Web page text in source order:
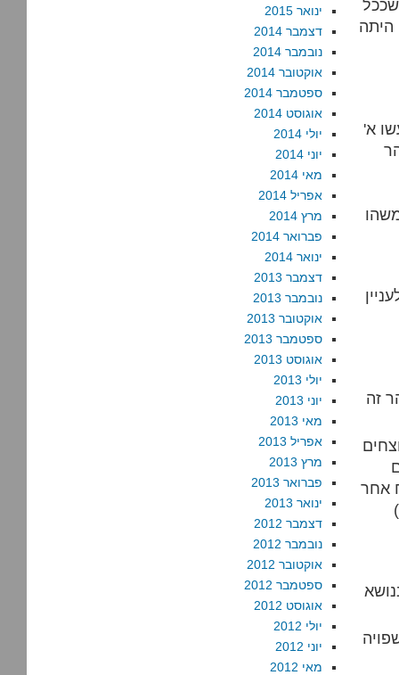
הנראה ההגנה היתה מעורבת שם עד הראש, וגם יחידה 101 היתה
א'
זה
אחר
ינואר 2015
דצמבר 2014
נובמבר 2014
אוקטובר 2014
ספטמבר 2014
אוגוסט 2014
יולי 2014
יוני 2014
מאי 2014
אפריל 2014
מרץ 2014
פברואר 2014
ינואר 2014
דצמבר 2013
נובמבר 2013
אוקטובר 2013
ספטמבר 2013
אוגוסט 2013
יולי 2013
יוני 2013
מאי 2013
אפריל 2013
מרץ 2013
פברואר 2013
ינואר 2013
דצמבר 2012
נובמבר 2012
אוקטובר 2012
ספטמבר 2012
אוגוסט 2012
יולי 2012
יוני 2012
מאי 2012